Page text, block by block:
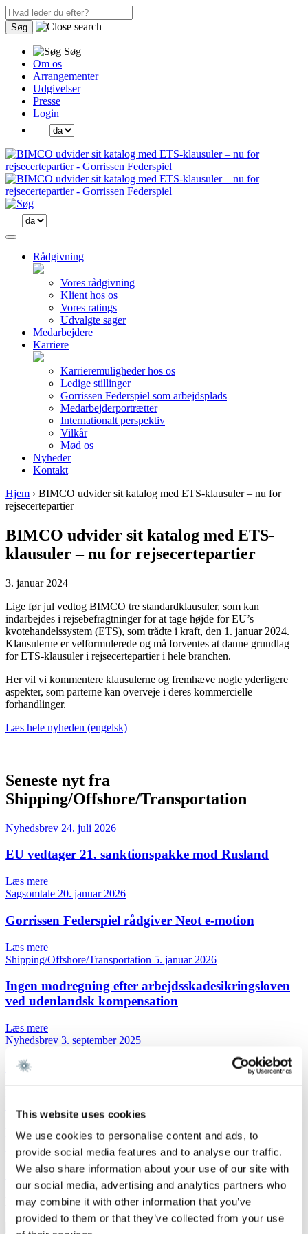
This website uses cookies
We use cookies to personalise content and ads, to
provide social media features and to analyse our traffic.
We also share information about your use of our site with
our social media, advertising and analytics partners who
may combine it with other information that you’ve
provided to them or that they’ve collected from your use
Søg
Søg
Om os
Arrangementer
Udgivelser
Presse
Login
Rådgivning
Vores rådgivning
Klient hos os
Vores ratings
Udvalgte sager
Medarbejdere
Karriere
Karrieremuligheder hos os
Ledige stillinger
Gorrissen Federspiel som arbejdsplads
Medarbejderportrætter
Internationalt perspektiv
Vilkår
Mød os
Nyheder
Kontakt
Hjem › BIMCO udvider sit katalog med ETS-klausuler – nu for
rejsecertepartier
BIMCO udvider sit katalog med ETS-
klausuler – nu for rejsecertepartier
3. januar 2024
Lige før jul vedtog BIMCO tre standardklausuler, som kan
indarbejdes i rejsebefragtninger for at tage højde for EU’s
kvotehandelssystem (ETS), som trådte i kraft, den 1. januar 2024.
Klausulerne er velformulerede og må forventes at danne grundlag
for ETS-klausuler i rejsecertepartier i hele branchen.
Her vil vi kommentere klausulerne og fremhæve nogle yderligere
aspekter, som parterne kan overveje i deres kommercielle
forhandlinger.
Læs hele nyheden (engelsk)
Seneste nyt fra
Shipping/Offshore/Transportation
Nyhedsbrev 24. juli 2026
EU vedtager 21. sanktionspakke mod Rusland
Læs mere
Sagsomtale 20. januar 2026
Gorrissen Federspiel rådgiver Neot e-motion
Læs mere
Shipping/Offshore/Transportation 5. januar 2026
Ingen modregning efter arbejdsskadesikringsloven
ved udenlandsk kompensation
Læs mere
Nyhedsbrev 3. september 2025
Færøerne overtager søretsområdet
FuelEU - IMO godkender en historisk Net Zero
Aftale
Læs mere
Kontakt